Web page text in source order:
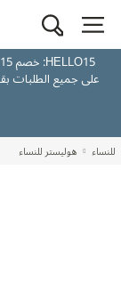
للنساء هوليستر للنساء